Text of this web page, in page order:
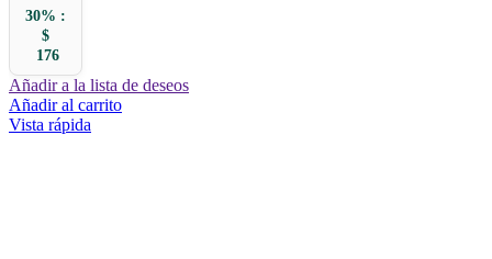
30% :
$
176
Añadir a la lista de deseos
Añadir al carrito
Vista rápida